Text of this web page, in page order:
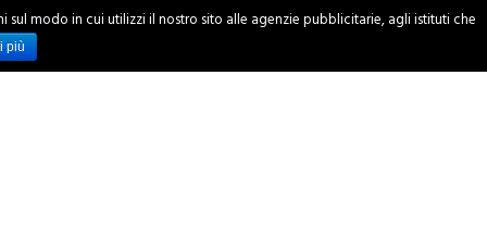
INCHIESTE
modo in cui utilizzi il nostro sito alle agenzie pubblicitarie, agli istituti che
più